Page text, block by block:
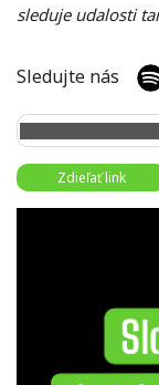
sleduje udalosti
Sledujte nás
Zdieľať link